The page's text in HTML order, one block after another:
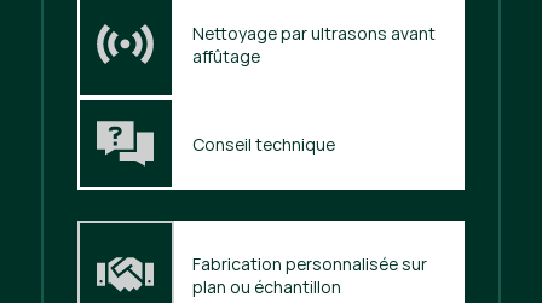
Nettoyage par ultrasons avant
affûtage
Conseil technique
Fabrication personnalisée sur
plan ou échantillon